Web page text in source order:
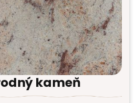
kameň